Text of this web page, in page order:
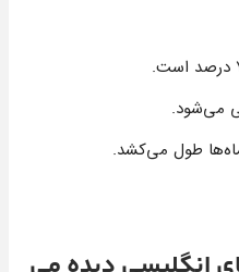
می‌شود.
طول می‌کشد.